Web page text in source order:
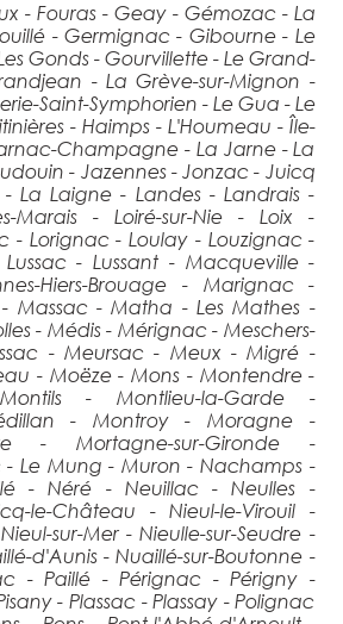
- Fouras - Geay - Gémozac - La
- Germignac - Gibourne - Le
Gonds - Gourvillette - Le Grand-
- La Grève-sur-Mignon -
Saint-Symphorien - Le Gua - Le
- Haimps - L'Houmeau - Île-
Champagne - La Jarne - La
- Jazennes - Jonzac - Juicq
La Laigne - Landes - Landrais -
Marais - Loiré-sur-Nie - Loix -
- Lorignac - Loulay - Louzignac -
- Lussant - Macqueville -
Hiers-Brouage - Marignac -
- Massac - Matha - Les Mathes -
- Médis - Mérignac - Meschers-
- Meursac - Meux - Migré -
- Moëze - Mons - Montendre -
- Montlieu-la-Garde -
- Montroy - Moragne -
- Mortagne-sur-Gironde -
- Le Mung - Muron - Nachamps -
- Néré - Neuillac - Neulles -
le-Château - Nieul-le-Virouil -
sur-Mer - Nieulle-sur-Seudre -
d'Aunis - Nuaillé-sur-Boutonne -
- Paillé - Pérignac - Périgny -
- Plassac - Plassay - Polignac